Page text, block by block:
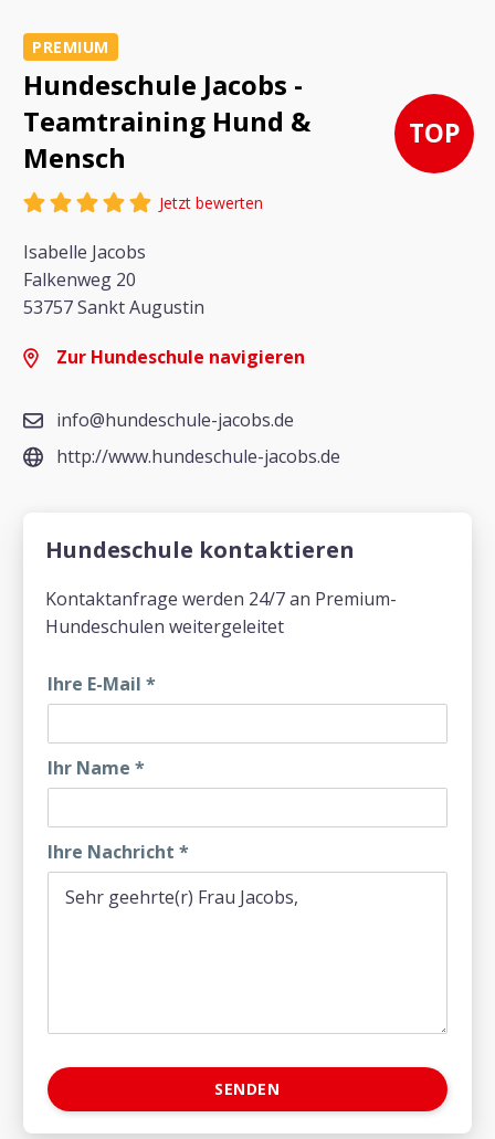
PREMIUM
Hundeschule Jacobs -
Teamtraining Hund &
Mensch
TOP
Jetzt bewerten
Isabelle Jacobs
Falkenweg 20
53757 Sankt Augustin
Zur Hundeschule navigieren
info@hundeschule-jacobs.de
http://www.hundeschule-jacobs.de
Hundeschule kontaktieren
Kontaktanfrage werden 24/7 an Premium-
Hundeschulen weitergeleitet
Ihre E-Mail *
Ihr Name *
Ihre Nachricht *